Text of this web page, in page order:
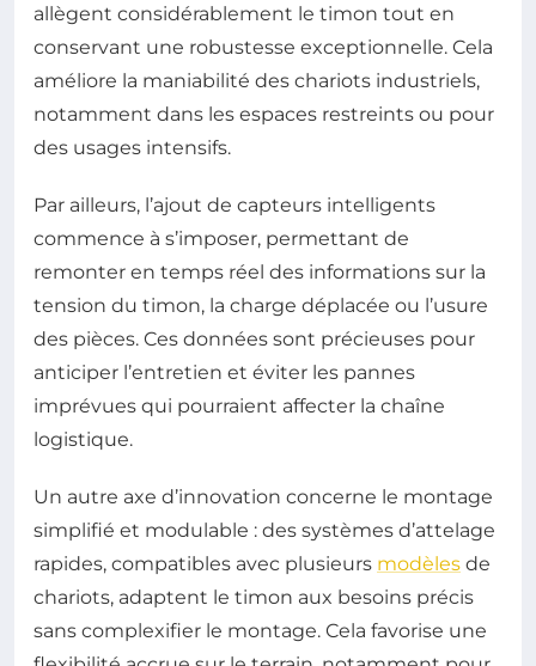
allègent considérablement le timon tout en
conservant une robustesse exceptionnelle. Cela
améliore la maniabilité des chariots industriels,
notamment dans les espaces restreints ou pour
des usages intensifs.
Par ailleurs, l’ajout de capteurs intelligents
commence à s’imposer, permettant de
remonter en temps réel des informations sur la
tension du timon, la charge déplacée ou l’usure
des pièces. Ces données sont précieuses pour
anticiper l’entretien et éviter les pannes
imprévues qui pourraient affecter la chaîne
logistique.
Un autre axe d’innovation concerne le montage
simplifié et modulable : des systèmes d’attelage
rapides, compatibles avec plusieurs modèles de
chariots, adaptent le timon aux besoins précis
sans complexifier le montage. Cela favorise une